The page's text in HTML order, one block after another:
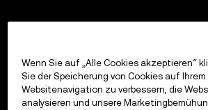
Wenn Sie auf „Alle Cookies akzeptieren“
Sie der Speicherung von Cookies auf
Websitenavigation zu verbessern, die
analysieren und unsere